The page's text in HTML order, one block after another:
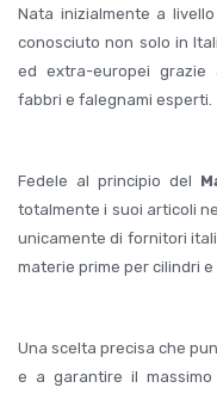
Nata inizialmente a
conosciuto non solo in
ed extra-europei grazie
fabbri e falegnami esperti.
Fedele al principio del
totalmente i suoi articoli
unicamente di fornitori
materie prime per cilindri
Una scelta precisa che
e a garantire il